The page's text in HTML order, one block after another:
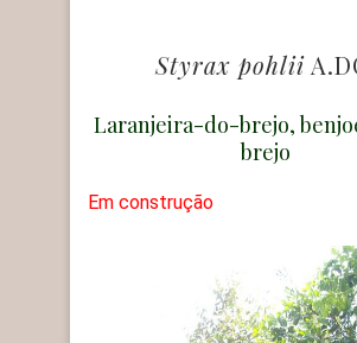
Styrax pohlii
Laranjeira-do-brejo,
brejo
Em construção